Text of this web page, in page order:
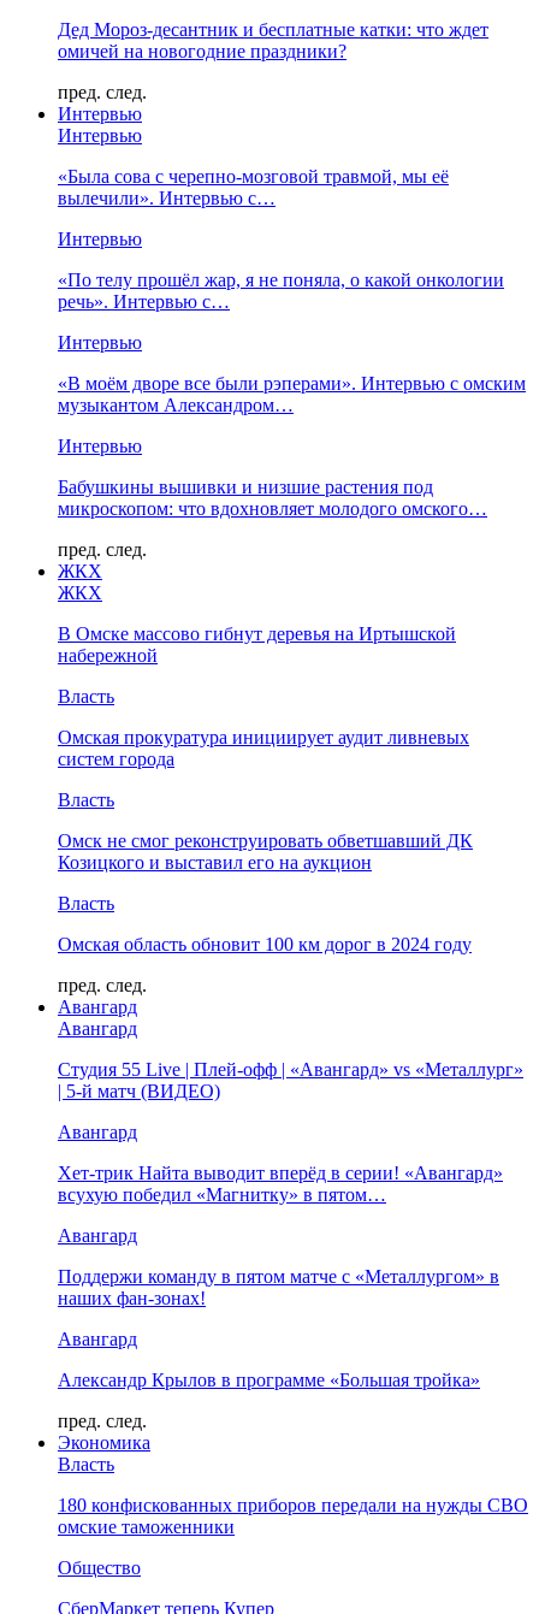
Дед Мороз-десантник и бесплатные катки: что ждет
омичей на новогодние праздники?
пред. след.
Интервью
Интервью
«Была сова с черепно-мозговой травмой, мы её
вылечили». Интервью с…
Интервью
«По телу прошёл жар, я не поняла, о какой онкологии
речь». Интервью с…
Интервью
«В моём дворе все были рэперами». Интервью с омским
музыкантом Александром…
Интервью
Бабушкины вышивки и низшие растения под
микроскопом: что вдохновляет молодого омского…
пред. след.
ЖКХ
ЖКХ
В Омске массово гибнут деревья на Иртышской
набережной
Власть
Омская прокуратура инициирует аудит ливневых
систем города
Власть
Омск не смог реконструировать обветшавший ДК
Козицкого и выставил его на аукцион
Власть
Омская область обновит 100 км дорог в 2024 году
пред. след.
Авангард
Авангард
Студия 55 Live | Плей-офф | «Авангард» vs «Металлург»
| 5-й матч (ВИДЕО)
Авангард
Хет-трик Найта выводит вперёд в серии! «Авангард»
всухую победил «Магнитку» в пятом…
Авангард
Поддержи команду в пятом матче с «Металлургом» в
наших фан-зонах!
Авангард
Александр Крылов в программе «Большая тройка»
пред. след.
Экономика
Власть
180 конфискованных приборов передали на нужды СВО
омские таможенники
Общество
СберМаркет теперь Купер